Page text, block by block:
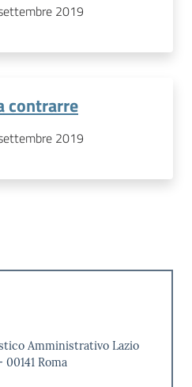
2019
contrarre
2019
Amministrativo Lazio
Roma